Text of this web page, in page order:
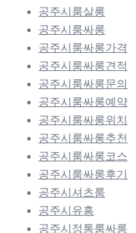
공주시룸살롱
공주시룸싸롱
공주시룸싸롱가격
공주시룸싸롱견적
공주시룸싸롱문의
공주시룸싸롱예약
공주시룸싸롱위치
공주시룸싸롱추천
공주시룸싸롱코스
공주시룸싸롱후기
공주시셔츠룸
공주시유흥
공주시정통룸싸롱